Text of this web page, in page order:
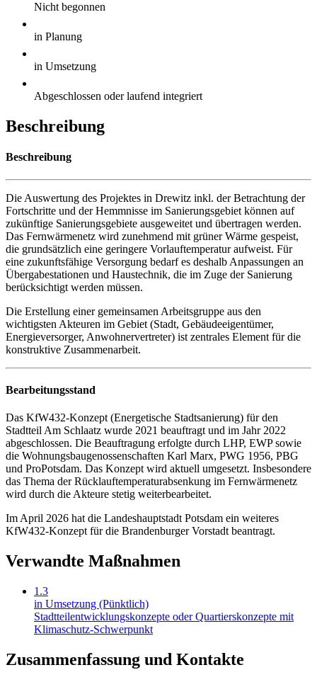
Nicht begonnen
in Planung
in Umsetzung
Abgeschlossen oder laufend integriert
Beschreibung
Beschreibung
Die Auswertung des Projektes in Drewitz inkl. der Betrachtung der
Fortschritte und der Hemmnisse im Sanierungsgebiet können auf
zukünftige Sanierungsgebiete ausgeweitet und übertragen werden.
Das Fernwärmenetz wird zunehmend mit grüner Wärme gespeist,
die grundsätzlich eine geringere Vorlauftemperatur aufweist. Für
eine zukunftsfähige Versorgung bedarf es deshalb Anpassungen an
Übergabestationen und Haustechnik, die im Zuge der Sanierung
berücksichtigt werden müssen.
Die Erstellung einer gemeinsamen Arbeitsgruppe aus den
wichtigsten Akteuren im Gebiet (Stadt, Gebäudeeigentümer,
Energieversorger, Anwohnervertreter) ist zentrales Element für die
konstruktive Zusammenarbeit.
Bearbeitungsstand
Das KfW432-Konzept (Energetische Stadtsanierung) für den
Stadtteil Am Schlaatz wurde 2021 beauftragt und im Jahr 2022
abgeschlossen. Die Beauftragung erfolgte durch LHP, EWP sowie
die Wohnungsbaugenossenschaften Karl Marx, PWG 1956, PBG
und ProPotsdam. Das Konzept wird aktuell umgesetzt. Insbesondere
das Thema der Rücklauftemperaturabsenkung im Fernwärmenetz
wird durch die Akteure stetig weiterbearbeitet.
Im April 2026 hat die Landeshauptstadt Potsdam ein weiteres
KfW432-Konzept für die Brandenburger Vorstadt beantragt.
Verwandte Maßnahmen
1.3
in Umsetzung (Pünktlich)
Stadtteilentwicklungskonzepte oder Quartierskonzepte mit
Klimaschutz-Schwerpunkt
Zusammenfassung und Kontakte